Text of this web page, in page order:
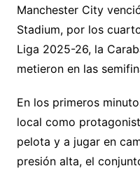
p
y
Li
k
ai
l
at
s
A
p
e
a
Manchester City
Stadium, por los
Liga 2025-26, la
metieron en las
En los primeros
local como
pelota y a jugar en
presión alta, el